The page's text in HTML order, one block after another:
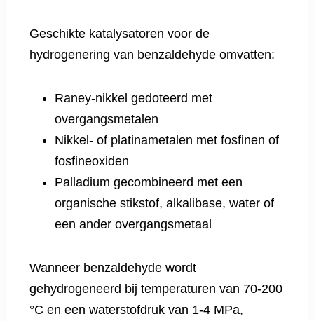
Geschikte katalysatoren voor de
hydrogenering van benzaldehyde omvatten:
Raney-nikkel gedoteerd met
overgangsmetalen
Nikkel- of platinametalen met fosfinen of
fosfineoxiden
Palladium gecombineerd met een
organische stikstof, alkalibase, water of
een ander overgangsmetaal
Wanneer benzaldehyde wordt
gehydrogeneerd bij temperaturen van 70-200
°C en een waterstofdruk van 1-4 MPa,